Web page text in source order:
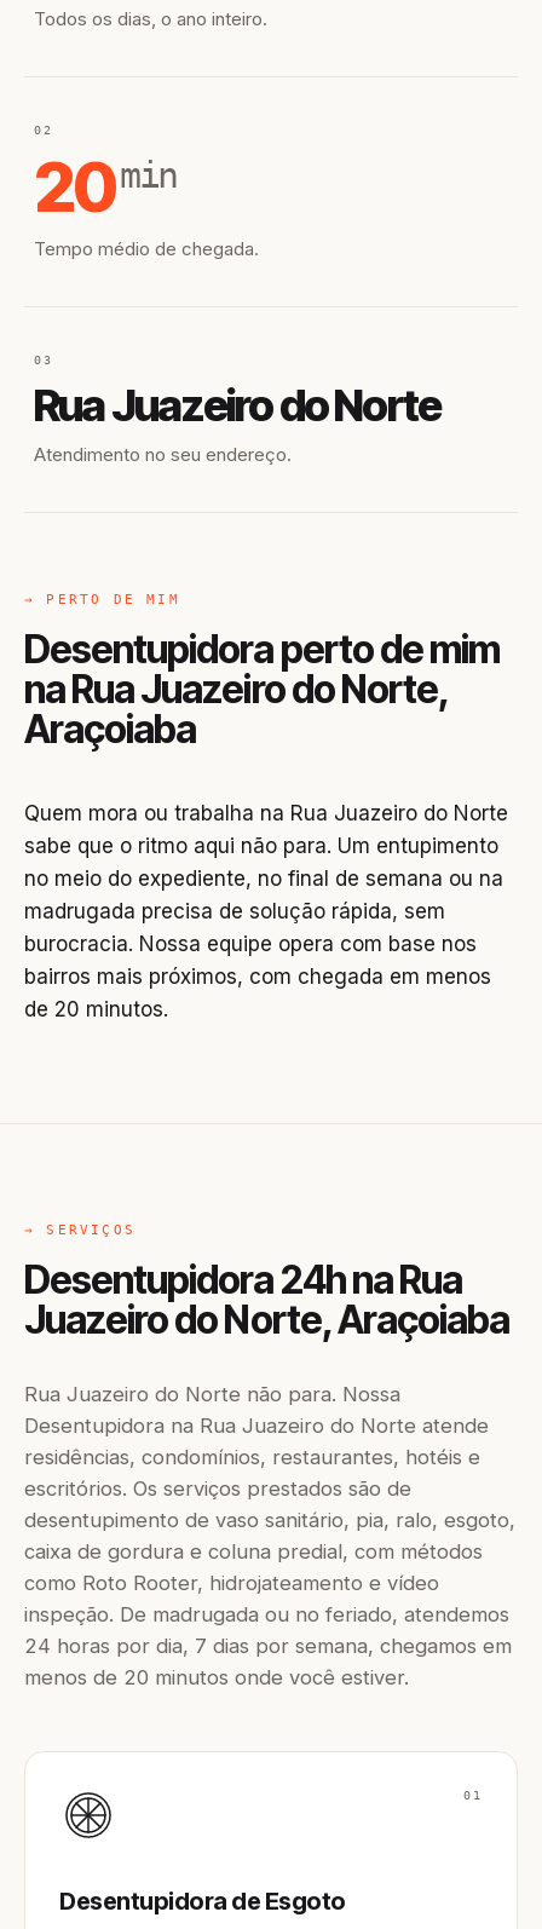
Todos os dias, o ano inteiro.
02
20min
Tempo médio de chegada.
03
Rua Juazeiro do Norte
Atendimento no seu endereço.
→ PERTO DE MIM
Desentupidora perto de mim
na Rua Juazeiro do Norte,
Araçoiaba
Quem mora ou trabalha na Rua Juazeiro do Norte
sabe que o ritmo aqui não para. Um entupimento
no meio do expediente, no final de semana ou na
madrugada precisa de solução rápida, sem
burocracia. Nossa equipe opera com base nos
bairros mais próximos, com chegada em menos
de 20 minutos.
→ SERVIÇOS
Desentupidora 24h na Rua
Juazeiro do Norte, Araçoiaba
Rua Juazeiro do Norte não para. Nossa
Desentupidora na Rua Juazeiro do Norte atende
residências, condomínios, restaurantes, hotéis e
escritórios. Os serviços prestados são de
desentupimento de vaso sanitário, pia, ralo, esgoto,
caixa de gordura e coluna predial, com métodos
como Roto Rooter, hidrojateamento e vídeo
inspeção. De madrugada ou no feriado, atendemos
24 horas por dia, 7 dias por semana, chegamos em
menos de 20 minutos onde você estiver.
01
Desentupidora de Esgoto